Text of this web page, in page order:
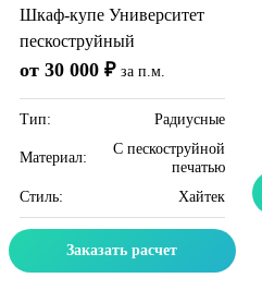
Шкаф-купе Университет
пескоструйный
от 30 000 ₽ за п.м.
Тип: Радиусные
Материал:
C пескоструйной
печатью
Стиль:
Хайтек
Заказать расчет